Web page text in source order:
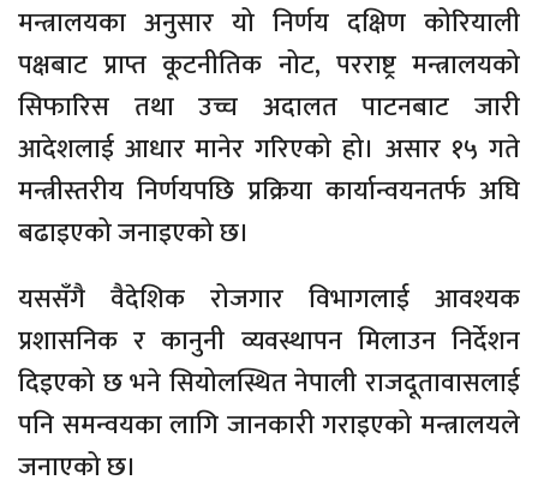
मन्त्रालयका अनुसार यो निर्णय दक्षिण कोरियाली
पक्षबाट प्राप्त कूटनीतिक नोट, परराष्ट्र मन्त्रालयको
सिफारिस तथा उच्च अदालत पाटनबाट जारी
आदेशलाई आधार मानेर गरिएको हो। असार १५ गते
मन्त्रीस्तरीय निर्णयपछि प्रक्रिया कार्यान्वयनतर्फ अघि
बढाइएको जनाइएको छ।
यससँगै वैदेशिक रोजगार विभागलाई आवश्यक
प्रशासनिक र कानुनी व्यवस्थापन मिलाउन निर्देशन
दिइएको छ भने सियोलस्थित नेपाली राजदूतावासलाई
पनि समन्वयका लागि जानकारी गराइएको मन्त्रालयले
जनाएको छ।